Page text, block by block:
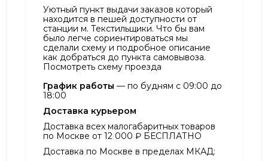
Уютный пункт выдачи заказов который
находится в пешей доступности от
станции м. Текстильщики. Что бы вам
было легче сориентироваться мы
сделали схему и подробное описание
как добраться до пункта самовывоза.
Посмотреть схему проезда
График работы — по будням с 09:00 до
18:00
Доставка курьером
Доставка всех малогабаритных товаров
по Москве от 12 000 ₽ БЕСПЛАТНО
Доставка по Москве в пределах МКАД: